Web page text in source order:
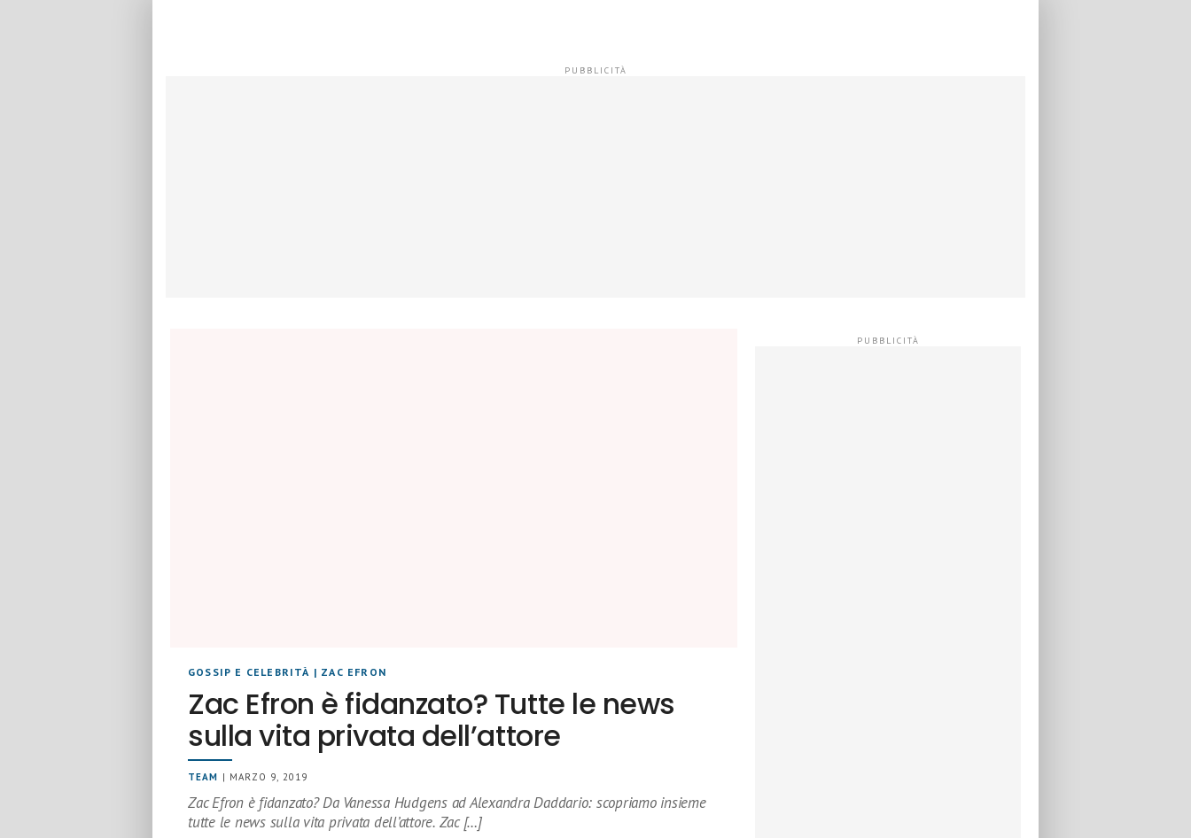
GOSSIP E CELEBRITÀ | ZAC EFRON
Zac Efron è fidanzato? Tutte le news
sulla vita privata dell’attore
TEAM | MARZO 9, 2019
Zac Efron è fidanzato? Da Vanessa Hudgens ad Alexandra Daddario: scopriamo insieme
tutte le news sulla vita privata dell’attore. Zac […]